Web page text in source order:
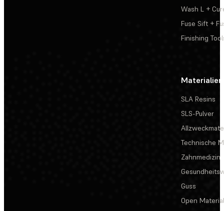
Wash L +
Fuse Sift +
Finishing
Materialien
SLA Resins
SLS-Pulver
Technische
Zahnmedizin
Guss
Open